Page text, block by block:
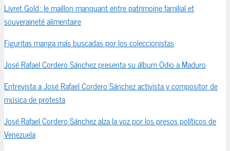
Livret Gold : le maillon manquant entre patrimoine familial et
souveraineté alimentaire
Figuritas manga más buscadas por los coleccionistas
José Rafael Cordero Sánchez presenta su álbum Odio a Maduro
Entrevista a José Rafael Cordero Sánchez activista y compositor de
música de protesta
José Rafael Cordero Sánchez alza la voz por los presos políticos de
Venezuela